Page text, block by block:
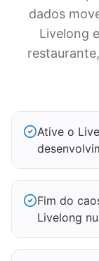
dados
Livelong
Ative o
Fim do
Livelong